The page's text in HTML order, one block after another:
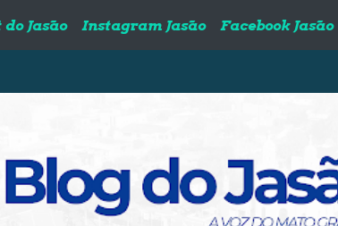
Jasão Instagram Jasão Facebook Jasão